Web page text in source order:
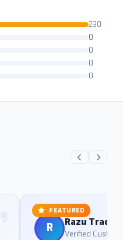
230
0
0
0
0
FEATURED
R Razu
Verified